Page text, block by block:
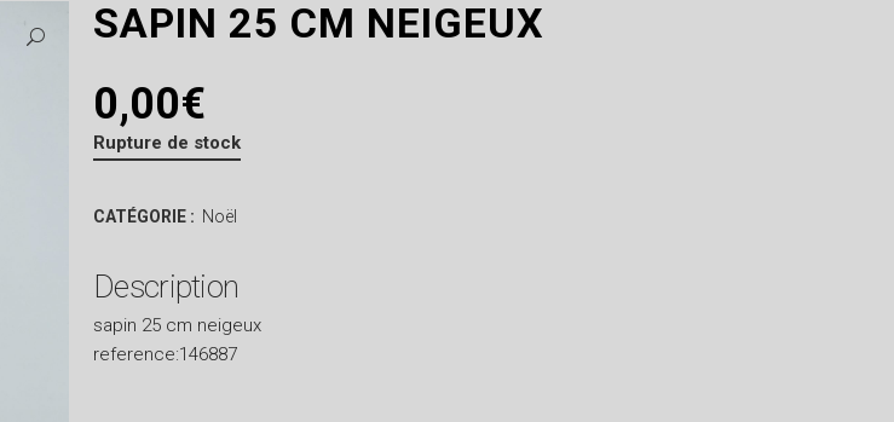
SAPIN 25 CM NEIGEUX
0,00€
Rupture de stock
CATÉGORIE : Noël
Description
sapin 25 cm neigeux
reference:146887